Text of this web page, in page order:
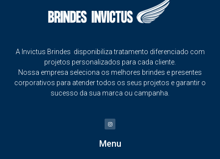
A Invictus Brindes disponibiliza tratamento diferenciado com
projetos personalizados para cada cliente.
Nossa empresa seleciona os melhores brindes e presentes
corporativos para atender todos os seus projetos e garantir o
sucesso da sua marca ou campanha.
Menu